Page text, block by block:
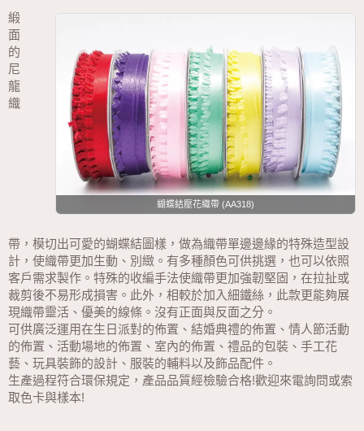
緞
面
的
尼
龍
織
帶，模切出可愛的蝴蝶結圖樣，做為織帶單邊邊緣的特殊造型設
計，使織帶更加生動、別緻。有多種顏色可供挑選，也可以依照
客戶需求製作。特殊的收編手法使織帶更加強韌堅固，在拉扯或
裁剪後不易形成損害。此外，相較於加入細鐵絲，此款更能夠展
現織帶靈活、優美的線條。沒有正面與反面之分。
可供廣泛運用在生日派對的佈置、結婚典禮的佈置、情人節活動
的佈置、活動場地的佈置、室內的佈置、禮品的包裝、手工花
藝、玩具裝飾的設計、服裝的輔料以及飾品配件。
生產過程符合環保規定，產品品質經檢驗合格!歡迎來電詢問或索
取色卡與樣本!